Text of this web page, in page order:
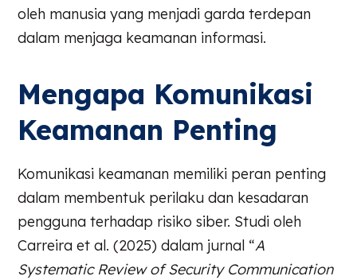
oleh manusia yang menjadi garda terdepan
dalam menjaga keamanan informasi.
Mengapa Komunikasi
Keamanan Penting
Komunikasi keamanan memiliki peran penting
dalam membentuk perilaku dan kesadaran
pengguna terhadap risiko siber. Studi oleh
Carreira et al. (2025) dalam jurnal “A
Systematic Review of Security Communication